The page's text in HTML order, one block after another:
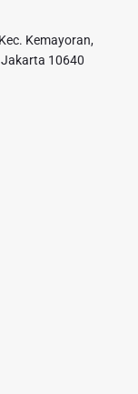
Kemayoran,
10640